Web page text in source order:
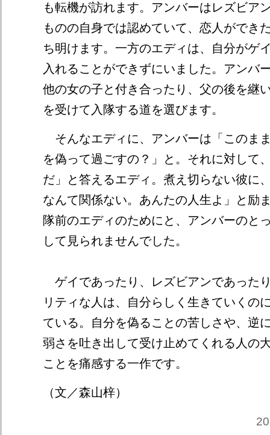
も転機が訪れます。アンバーはレズビア
ものの自身では認めていて、恋人ができ
ち明けます。一方のエディは、自分がゲ
入れることができずにいました。アンバ
他の女の子と付き合ったり、父の後を継
を受けて入隊する道を選びます。
そんなエディに、アンバーは「このま
を偽って過ごすの？」と。それに対して
だ」と答えるエディ。煮え切らない彼に
なんて関係ない。あんたの人生よ」と励
隊前のエディのためにと、アンバーのと
して見られませんでした。
ゲイであったり、レズビアンであった
リティな人は、自分らしく生きていくの
ている。自分を偽ることの苦しさや、逆
弱さを吐き出して受け止めてくれる人の
ことを痛感する一作です。
（文／森山梓）